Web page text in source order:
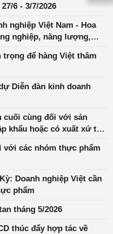
6 - 3/7/2026
nghiệp Việt Nam - Hoa
nghiệp, năng lượng,
trọng để hàng Việt thâm
Diễn đàn kinh doanh
cuối cùng đối với sản
khẩu hoặc có xuất xứ từ
với các nhóm thực phẩm
Doanh nghiệp Việt cần
phẩm
tháng 5/2026
thúc đẩy hợp tác về